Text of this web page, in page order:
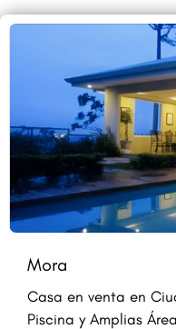
Mora
Casa en venta en
Piscina y Amplias